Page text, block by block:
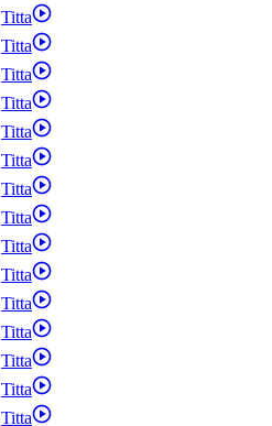
Titta
Titta
Titta
Titta
Titta
Titta
Titta
Titta
Titta
Titta
Titta
Titta
Titta
Titta
Titta